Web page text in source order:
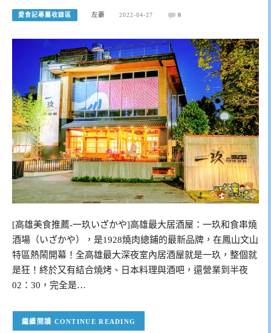
愛食記專屬收錄區 左豪 2022-04-27 0
[高雄美食推薦-一玖いざかや]高雄最大居酒屋：一玖和食串燒
酒場（いざかや），是1928燒肉總鋪的最新品牌，在鳳山文山
特區熱鬧開幕！全高雄最大深夜室內居酒屋就是一玖，整個就
是狂！終於又有結合燒烤、日本料理與酒吧，還營業到半夜
02：30，完全是…
CONTINUE READING